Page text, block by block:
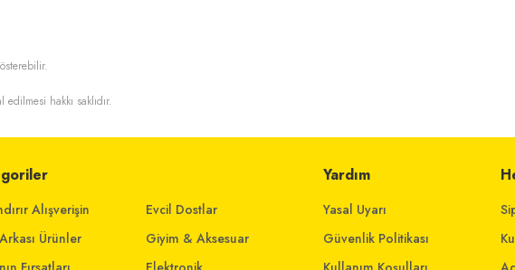
hakkı saklıdır.
Alışverişin
Ürünler
Evcil Dostlar
Giyim & Aksesuar
Yardım
Yasal Uyarı
Güvenlik Politikası